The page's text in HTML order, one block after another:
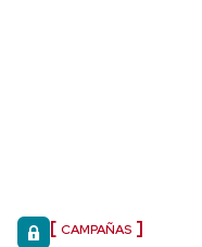
CAMPAÑAS